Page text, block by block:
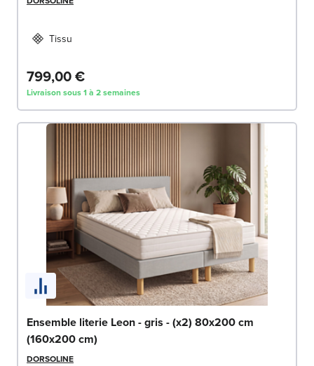
Tissu
799,00 €
Livraison sous 1 à 2 semaines
Ensemble literie Leon - gris - (x2) 80x200 cm
(160x200 cm)
DORSOLINE